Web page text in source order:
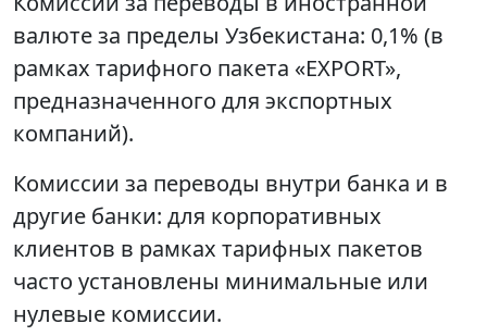
валюте за пределы Узбекистана: 0,1% (в
рамках тарифного пакета «EXPORT»,
предназначенного для экспортных
компаний).
Комиссии за переводы внутри банка и в
другие банки: для корпоративных
клиентов в рамках тарифных пакетов
часто установлены минимальные или
нулевые комиссии.